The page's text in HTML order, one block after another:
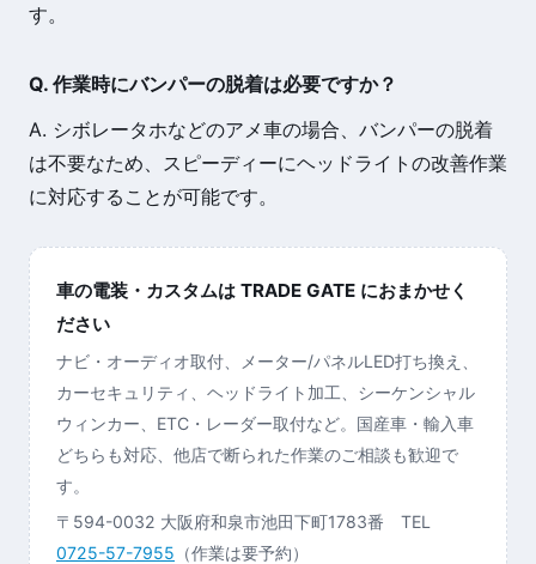
す。
Q. 作業時にバンパーの脱着は必要ですか？
A. シボレータホなどのアメ車の場合、バンパーの脱着
は不要なため、スピーディーにヘッドライトの改善作業
に対応することが可能です。
車の電装・カスタムは TRADE GATE におまかせく
ださい
ナビ・オーディオ取付、メーター/パネルLED打ち換え、
カーセキュリティ、ヘッドライト加工、シーケンシャル
ウィンカー、ETC・レーダー取付など。国産車・輸入車
どちらも対応、他店で断られた作業のご相談も歓迎で
す。
〒594-0032 大阪府和泉市池田下町1783番 TEL
0725-57-7955 （作業は要予約）